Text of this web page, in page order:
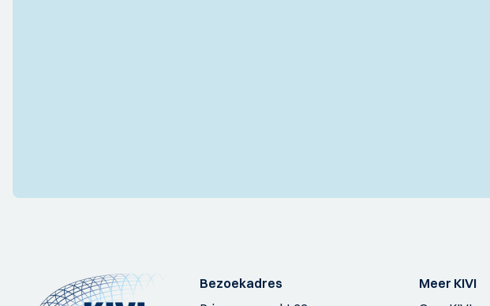
Bezoekadres
Meer KIVI